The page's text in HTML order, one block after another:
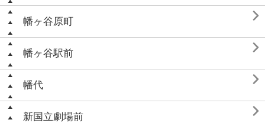
幡ヶ谷原町 
幡ヶ谷駅前 
幡代 
新国立劇場前 